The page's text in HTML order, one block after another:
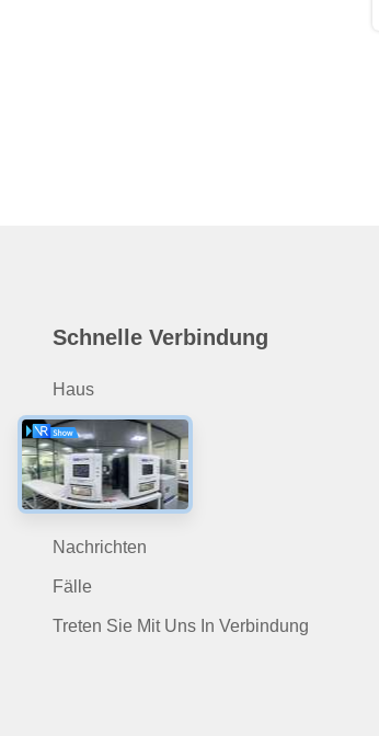
Schnelle Verbindung
Haus
Produits
ÜBER US
Video
Nachrichten
Fälle
Treten Sie Mit Uns In Verbindung